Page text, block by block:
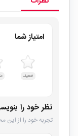
امتیاز شما
ضعیف
نظر خود را
تجربه خود را از این